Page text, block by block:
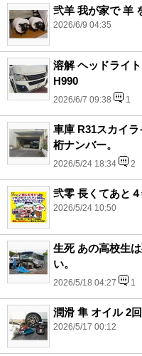
弐羊 我が家で 羊
2026/6/9 04:35
溶解 ヘッドライ
H990
2026/6/7 09:38 1
車庫 R31スカイ
桁ナンバー。
2026/5/24 18:34 2
弐零 長くてあと
2026/5/24 10:50
生死 あの高校生
い。
2026/5/18 04:27 1
潤滑 隼 オイル 2
2026/5/17 00:12